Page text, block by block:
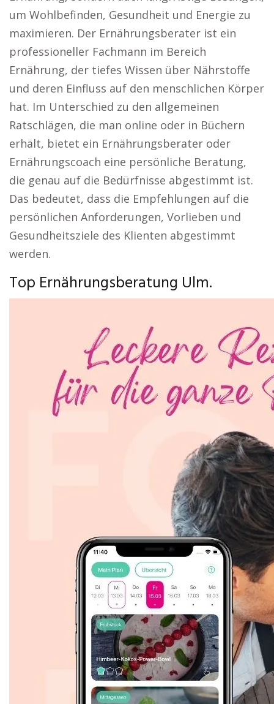
um Wohlbefinden, Gesundheit und Energie zu
maximieren. Der Ernährungsberater ist ein
professioneller Fachmann im Bereich
Ernährung, der tiefes Wissen über Nährstoffe
und deren Einfluss auf den menschlichen Körper
hat. Im Unterschied zu den allgemeinen
Ratschlägen, die man online oder in Büchern
erhält, bietet ein Ernährungsberater oder
Ernährungscoach eine persönliche Beratung,
die genau auf die Bedürfnisse abgestimmt ist.
Das bedeutet, dass die Empfehlungen auf die
persönlichen Anforderungen, Vorlieben und
Gesundheitsziele des Klienten abgestimmt
werden.
Top Ernährungsberatung Ulm.